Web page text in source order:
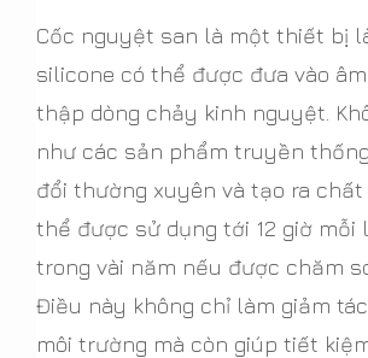
Cốc nguyệt san là một thiết bị
silicone có thể được đưa vào
thập dòng chảy kinh nguyệt.
như các sản phẩm truyền
đổi thường xuyên và tạo ra
thể được sử dụng tới 12 giờ mỗi
trong vài năm nếu được chăm
Điều này không chỉ làm giảm
môi trường mà còn giúp tiết